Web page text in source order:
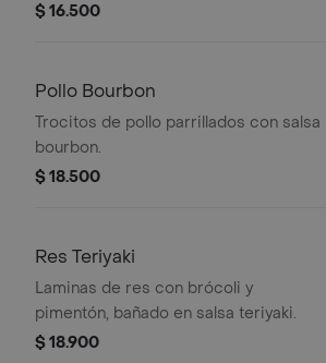
$ 16.500
Pollo Bourbon
Trocitos de pollo parrillados con salsa
bourbon.
$ 18.500
Res Teriyaki
Laminas de res con brócoli y
pimentón, bañado en salsa teriyaki.
$ 18.900